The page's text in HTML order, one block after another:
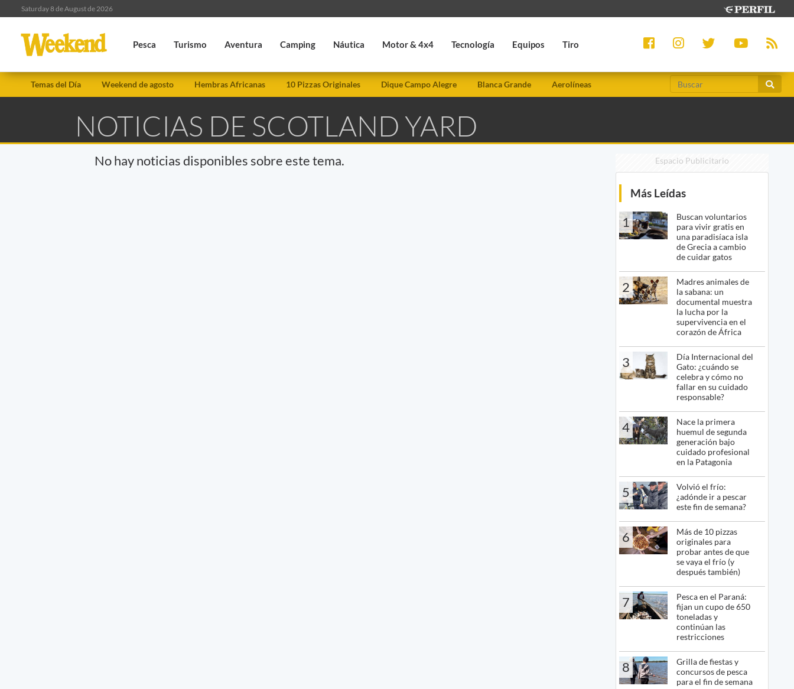
Saturday 8 de August de 2026
Pesca Turismo Aventura Camping Náutica Motor & 4x4 Tecnología Equipos Tiro
Temas del Día Weekend de agosto Hembras Africanas 10 Pizzas Originales Dique Campo Alegre Blanca Grande Aerolíneas
NOTICIAS DE SCOTLAND YARD
No hay noticias disponibles sobre este tema. Espacio Publicitario
Más Leídas
1
Buscan voluntarios
para vivir gratis en
una paradisíaca isla
de Grecia a cambio
de cuidar gatos
2
Madres animales de
la sabana: un
documental muestra
la lucha por la
supervivencia en el
corazón de África
3
Día Internacional del
Gato: ¿cuándo se
celebra y cómo no
fallar en su cuidado
responsable?
4
Nace la primera
huemul de segunda
generación bajo
cuidado profesional
en la Patagonia
5
Volvió el frío:
¿adónde ir a pescar
este fin de semana?
6
Más de 10 pizzas
originales para
probar antes de que
se vaya el frío (y
después también)
7
Pesca en el Paraná:
fijan un cupo de 650
toneladas y
continúan las
restricciones
8
Grilla de fiestas y
concursos de pesca
para el fin de semana